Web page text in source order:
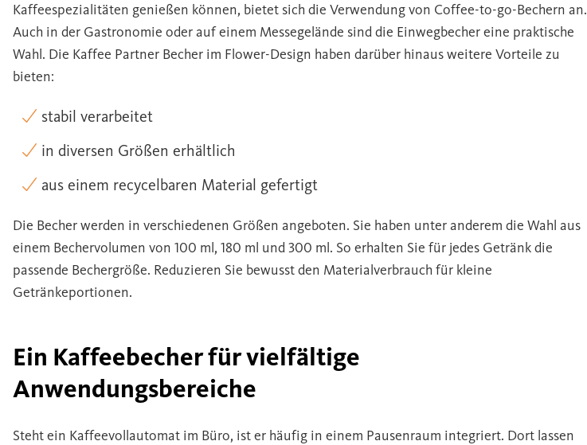
Kaffeespezialitäten genießen können, bietet sich die Verwendung von Coffee-to-go-Bechern an.
Auch in der Gastronomie oder auf einem Messegelände sind die Einwegbecher eine praktische
Wahl. Die Kaffee Partner Becher im Flower-Design haben darüber hinaus weitere Vorteile zu
bieten:
stabil verarbeitet
in diversen Größen erhältlich
aus einem recycelbaren Material gefertigt
Die Becher werden in verschiedenen Größen angeboten. Sie haben unter anderem die Wahl aus
einem Bechervolumen von 100 ml, 180 ml und 300 ml. So erhalten Sie für jedes Getränk die
passende Bechergröße. Reduzieren Sie bewusst den Materialverbrauch für kleine
Getränkeportionen.
Ein Kaffeebecher für vielfältige
Anwendungsbereiche
Steht ein Kaffeevollautomat im Büro, ist er häufig in einem Pausenraum integriert. Dort lassen